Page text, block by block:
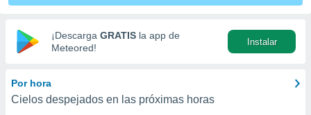
las
y
digital
basada
¡Descarga GRATIS la app de
Meteored!
Instalar
Por hora
Cielos despejados en las próximas horas